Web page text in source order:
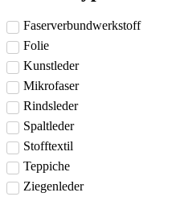
Faserverbundwerkstoff
Folie
Kunstleder
Mikrofaser
Rindsleder
Spaltleder
Stofftextil
Teppiche
Ziegenleder